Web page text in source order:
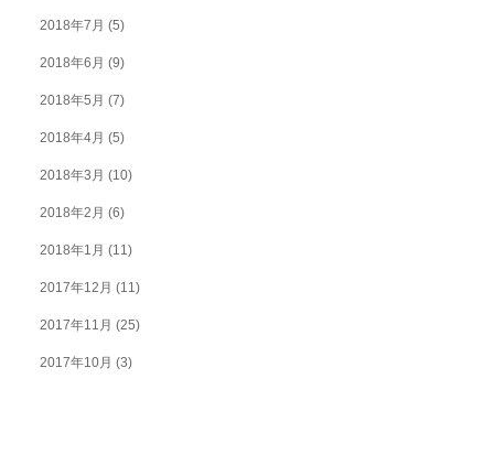
2018年7月 (5)
2018年6月 (9)
2018年5月 (7)
2018年4月 (5)
2018年3月 (10)
2018年2月 (6)
2018年1月 (11)
2017年12月 (11)
2017年11月 (25)
2017年10月 (3)